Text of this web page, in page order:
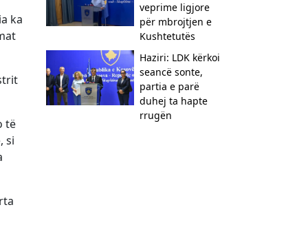
ka
të
si
veprime ligjore
për mbrojtjen e
Kushtetutës
Haziri: LDK kërkoi
seancë sonte,
partia e parë
duhej ta hapte
rrugën